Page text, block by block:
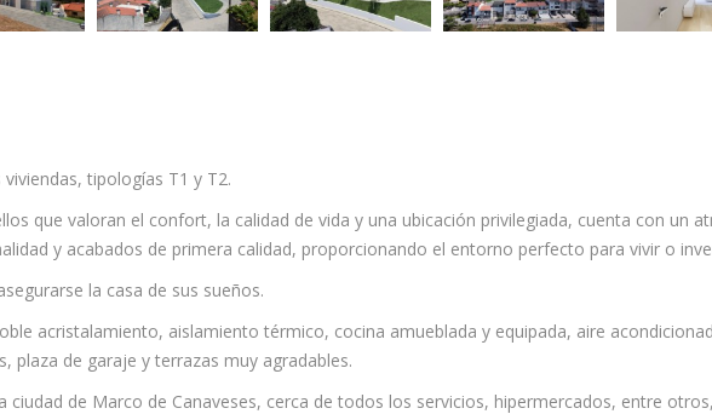
tipologías T1 y T2.
que valoran el confort, la calidad de vida y una ubicación privilegiada, cuenta con un
y acabados de primera calidad, proporcionando el entorno perfecto para vivir o
la casa de sus sueños.
acristalamiento, aislamiento térmico, cocina amueblada y equipada, aire
plaza de garaje y terrazas muy agradables.
ciudad de Marco de Canaveses, cerca de todos los servicios, hipermercados, entre